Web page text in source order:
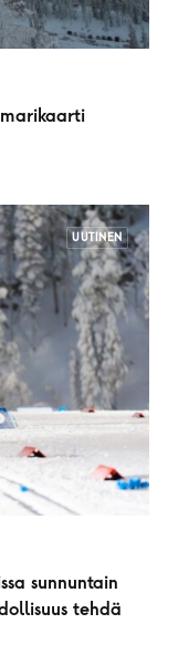
UUTINEN
sunnuntain
tehdä